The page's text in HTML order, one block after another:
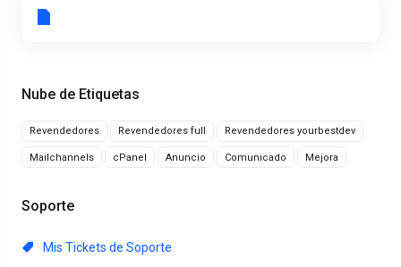
Nube de Etiquetas
Revendedores Revendedores full Revendedores yourbestdev
Mailchannels cPanel Anuncio Comunicado Mejora
Soporte
Mis Tickets de Soporte